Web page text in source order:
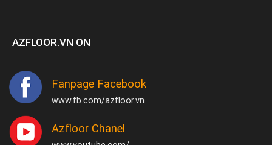
AZFLOOR.VN ON
Fanpage Facebook
www.fb.com/azfloor.vn
Azfloor Chanel